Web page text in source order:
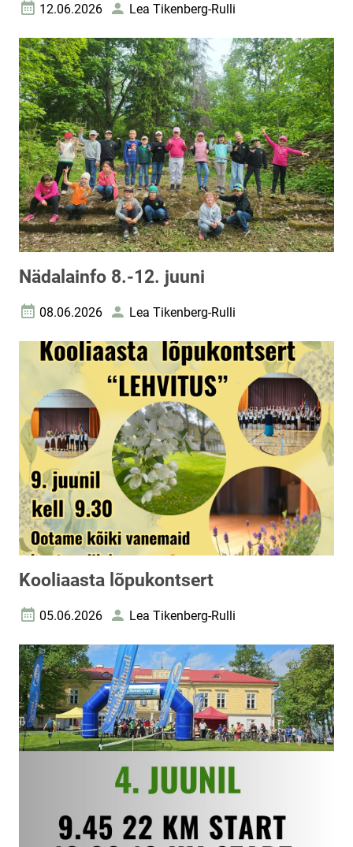
Loomise kuupäev
12.06.2026 AutorLea Tikenberg-Rulli
Nädalainfo 8.-12. juuni
Loomise kuupäev
08.06.2026 AutorLea Tikenberg-Rulli
Kooliaasta lõpukontsert
Loomise kuupäev
05.06.2026 AutorLea Tikenberg-Rulli